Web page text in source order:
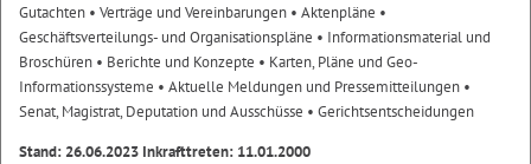
Gutachten • Verträge und Vereinbarungen • Aktenpläne •
Geschäftsverteilungs- und Organisationspläne • Informationsmaterial und
Broschüren • Berichte und Konzepte • Karten, Pläne und Geo-
Informationssysteme • Aktuelle Meldungen und Pressemitteilungen •
Senat, Magistrat, Deputation und Ausschüsse • Gerichtsentscheidungen
Stand: 26.06.2023 Inkrafttreten: 11.01.2000